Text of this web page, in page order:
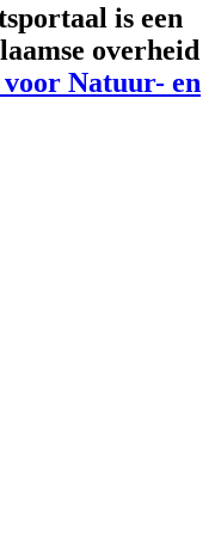
is een
overheid
Natuur- en